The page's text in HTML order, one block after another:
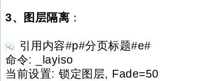
3、图层隔离 ：
引用内容#p#分页标题#e#
命令: _layiso
当前设置: 锁定图层, Fade=50